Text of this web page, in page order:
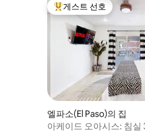
상위 게스트 선호
게스트 선호
엘파소(El Paso)의 집
아케이드 오아시스: 침실